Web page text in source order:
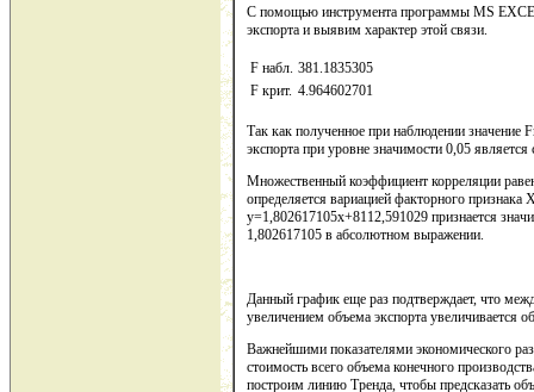
С помощью инструмента программы MS
экспорта и выявим характер этой связи.
F набл. 381.1835305
F крит. 4.964602701
Так как полученное при наблюдении значение
экспорта при уровне значимости 0,05 является
Множественный коэффициент корреляции
определяется вариацией факторного признака
у=1,802617105х+8112,591029 признается
1,802617105 в абсолютном выражении.
Данный график еще раз подтверждает, что
увеличением объема экспорта увеличивается
Важнейшими показателями экономического
стоимость всего объема конечного
построим линию Тренда, чтобы предсказать